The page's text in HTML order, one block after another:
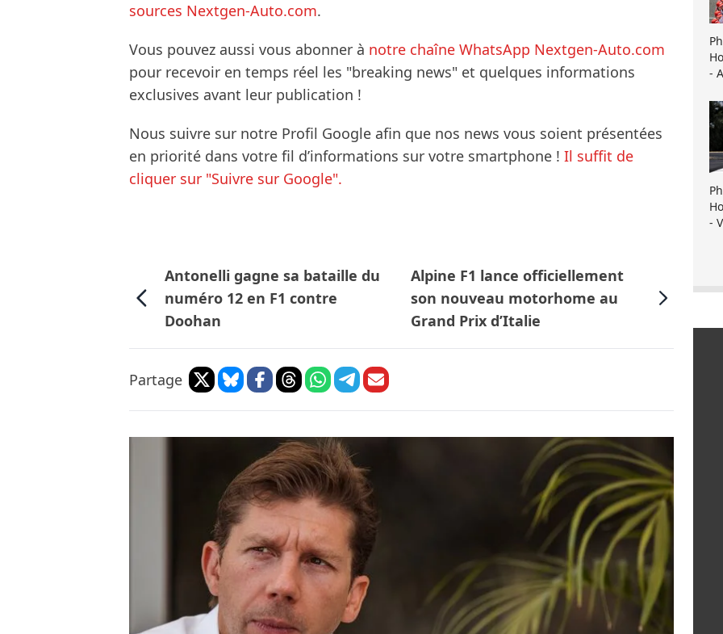
sources Nextgen-Auto.com.
Vous pouvez aussi vous abonner à notre chaîne WhatsApp Nextgen-Auto.com
pour recevoir en temps réel les "breaking news" et quelques informations
exclusives avant leur publication !
Nous suivre sur notre Profil Google afin que nos news vous soient présentées
en priorité dans votre fil d’informations sur votre smartphone ! Il suffit de
cliquer sur "Suivre sur Google".
Antonelli gagne sa bataille du
numéro 12 en F1 contre
Doohan
Alpine F1 lance officiellement
son nouveau motorhome au
Grand Prix d’Italie
Partage
-
-